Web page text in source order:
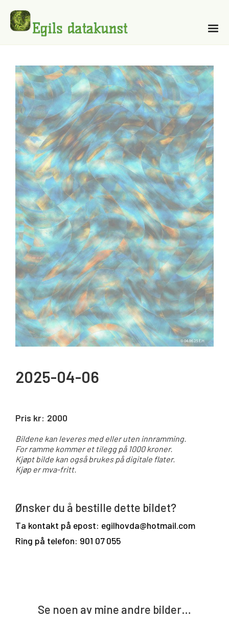
2025-04-06
Pris kr: 2000
Bildene kan leveres med eller uten innramming.
For ramme kommer et tilegg på 1000 kroner.
Kjøpt bilde kan også brukes på digitale flater.
Kjøp er mva-fritt.
Ønsker du å bestille dette bildet?
Ta kontakt på epost: egilhovda@hotmail.com
Ring på telefon: 901 07 055
Se noen av mine andre bilder…